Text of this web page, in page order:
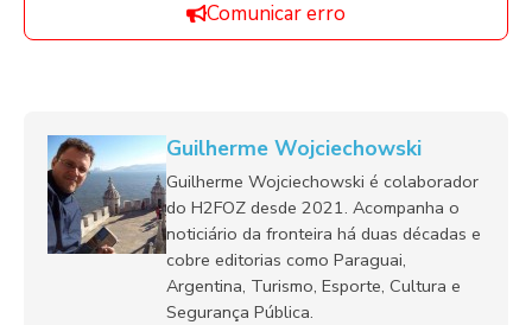
Comunicar erro
Guilherme Wojciechowski
Guilherme Wojciechowski é colaborador
do H2FOZ desde 2021. Acompanha o
noticiário da fronteira há duas décadas e
cobre editorias como Paraguai,
Argentina, Turismo, Esporte, Cultura e
Segurança Pública.